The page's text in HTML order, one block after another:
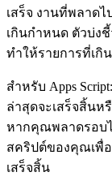
เสร็จ งานที่พลาด
เกินกำหนด ตัวบ่งชี้
ทำให้รายการที่เกิ
สำหรับ Apps Script:
ล่าสุดจะเสร็จสิ้นห
หากคุณพลาดรอบ
สคริปต์ของคุณเพื่อ
เสร็จสิ้น